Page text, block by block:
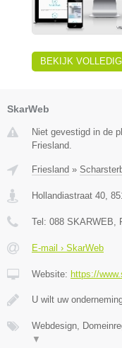
BEKIJK VOLLEDIG
SkarWeb
Niet gevestigd in de
Friesland.
Friesland »
Hollandiastraat 40
Tel: 088 SKARWEB
E-mail › SkarWeb
Website: https://
U wilt uw
Webdesign,
▼